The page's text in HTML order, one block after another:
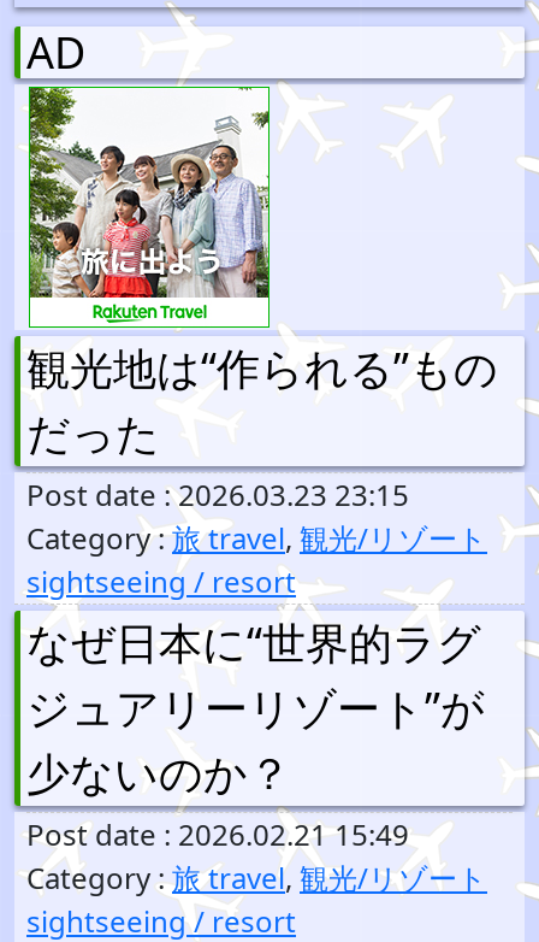
AD
観光地は“作られる”もの
だった
Post date : 2026.03.23 23:15
Category : 旅 travel, 観光/リゾート
sightseeing / resort
なぜ日本に“世界的ラグ
ジュアリーリゾート”が
少ないのか？
Post date : 2026.02.21 15:49
Category : 旅 travel, 観光/リゾート
sightseeing / resort